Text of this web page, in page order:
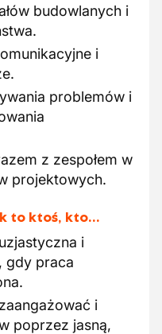
budowlanych i
i
problemów i
z zespołem w
projektowych.
to ktoś, kto…
i
gdy praca
i
poprzez jasną,